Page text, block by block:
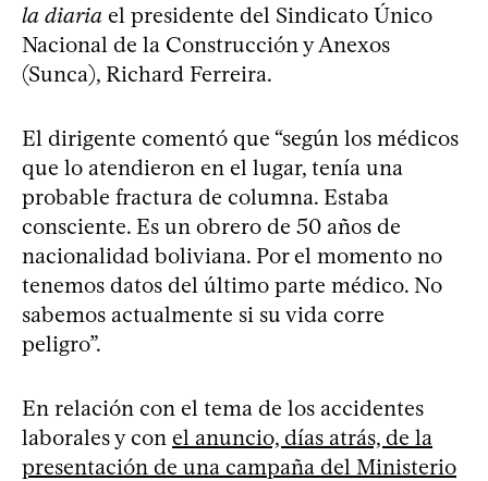
la diaria el presidente del Sindicato Único
Nacional de la Construcción y Anexos
(Sunca), Richard Ferreira.
El dirigente comentó que “según los médicos
que lo atendieron en el lugar, tenía una
probable fractura de columna. Estaba
consciente. Es un obrero de 50 años de
nacionalidad boliviana. Por el momento no
tenemos datos del último parte médico. No
sabemos actualmente si su vida corre
peligro”.
En relación con el tema de los accidentes
laborales y con el anuncio, días atrás, de la
presentación de una campaña del Ministerio